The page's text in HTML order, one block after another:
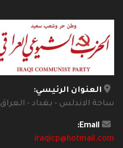
العنوان الرئيسي:
ساحة الاندلس - بغداد - العراق
Email:
iraqicp@hotmail.com